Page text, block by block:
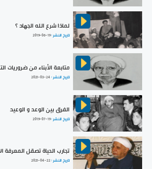
لماذا شرع الله الجهاد ؟
تاريخ النشر :2019-06-19
متابعة الأبناء من ضروريات
تاريخ النشر : 2021-03-24
الفرق بين الوعد و الوعيد
تاريخ النشر :2019-07-19
تجارب الحياة تصقل المعرفة
تاريخ النشر :2021-04-22